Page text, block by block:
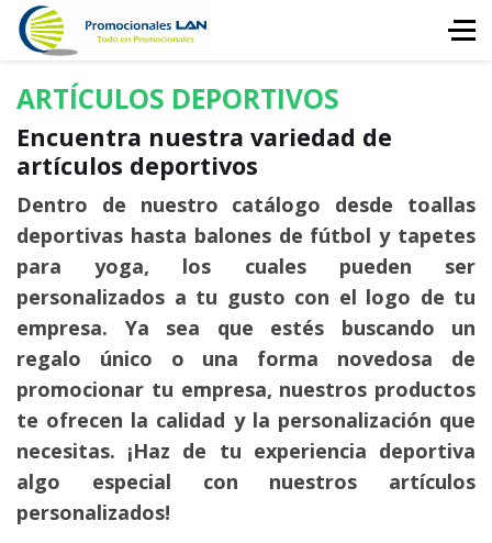
ARTÍCULOS DEPORTIVOS
Encuentra nuestra variedad de
artículos deportivos
Dentro de nuestro catálogo desde toallas
deportivas hasta balones de fútbol y tapetes
para yoga, los cuales pueden ser
personalizados a tu gusto con el logo de tu
empresa. Ya sea que estés buscando un
regalo único o una forma novedosa de
promocionar tu empresa, nuestros productos
te ofrecen la calidad y la personalización que
necesitas. ¡Haz de tu experiencia deportiva
algo especial con nuestros artículos
personalizados!